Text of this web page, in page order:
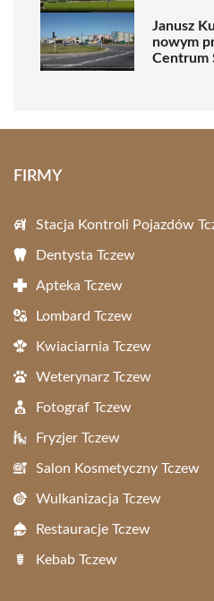
Janusz
nowym
Centrum
FIRMY
Stacja Kontroli Pojazdów
Dentysta Tczew
Apteka Tczew
Lombard Tczew
Kwiaciarnia Tczew
Weterynarz Tczew
Fotograf Tczew
Fryzjer Tczew
Salon Kosmetyczny Tczew
Wulkanizacja Tczew
Restauracje Tczew
Kebab Tczew